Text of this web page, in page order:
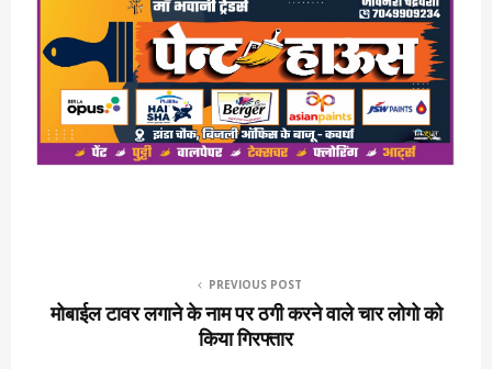
PREVIOUS POST
मोबाईल टावर लगाने के नाम पर ठगी करने वाले चार लोगो को
किया गिरफ्तार